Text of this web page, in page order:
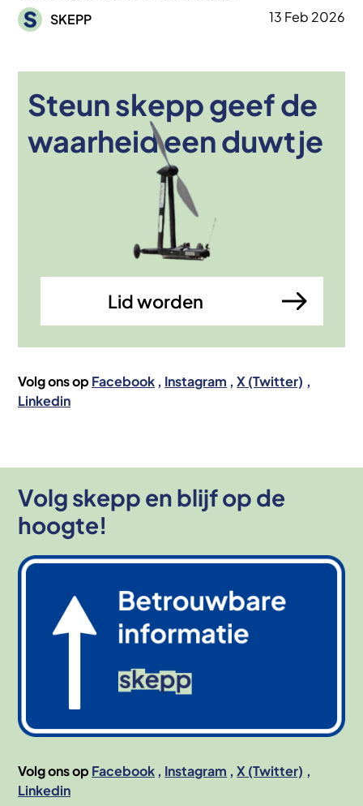
Afbeelding
SKEPP 13 Feb 2026
Steun skepp geef de
waarheid een duwtje
Lid worden
Afbeelding
Volg ons op Facebook Instagram
X (Twitter)
Linkedin
Volg skepp en blijf op de
hoogte!
Afbeelding
Volg ons op Facebook Instagram
X (Twitter)
Linkedin